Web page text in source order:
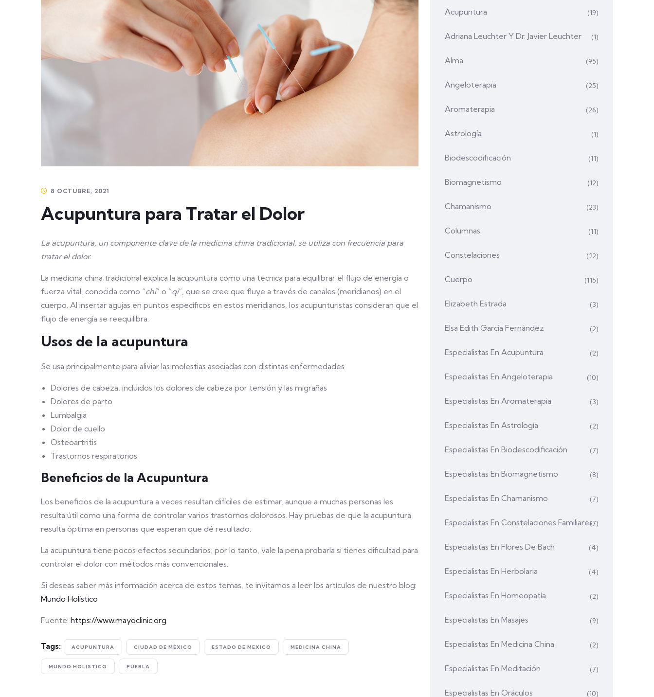
8 OCTUBRE, 2021
Acupuntura para Tratar el Dolor
La acupuntura, un componente clave de la medicina china tradicional, se utiliza con frecuencia para
tratar el dolor.
La medicina china tradicional explica la acupuntura como una técnica para equilibrar el flujo de energía o
fuerza vital, conocida como “chi” o “qi“, que se cree que fluye a través de canales (meridianos) en el
cuerpo. Al insertar agujas en puntos específicos en estos meridianos, los acupunturistas consideran que el
flujo de energía se reequilibra.
Usos de la acupuntura
Se usa principalmente para aliviar las molestias asociadas con distintas enfermedades
Dolores de cabeza, incluidos los dolores de cabeza por tensión y las migrañas
Dolores de parto
Lumbalgia
Dolor de cuello
Osteoartritis
Trastornos respiratorios
Beneficios de la Acupuntura
Los beneficios de la acupuntura a veces resultan difíciles de estimar, aunque a muchas personas les
resulta útil como una forma de controlar varios trastornos dolorosos. Hay pruebas de que la acupuntura
resulta óptima en personas que esperan que dé resultado.
La acupuntura tiene pocos efectos secundarios; por lo tanto, vale la pena probarla si tienes dificultad para
controlar el dolor con métodos más convencionales.
Si deseas saber más información acerca de estos temas, te invitamos a leer los artículos de nuestro blog:
Mundo Holístico
Fuente: https://www.mayoclinic.org
Tags: ACUPUNTURA CIUDAD DE MÉXICO ESTADO DE MEXICO MEDICINA CHINA
MUNDO HOLISTICO PUEBLA
Acupuntura (19)
Adriana Leuchter Y Dr. Javier Leuchter (1)
Alma (95)
Angeloterapia (25)
Aromaterapia (26)
Astrología (1)
Biodescodificación (11)
Biomagnetismo (12)
Chamanismo (23)
Columnas (11)
Constelaciones (22)
Cuerpo (115)
Elizabeth Estrada (3)
Elsa Edith García Fernández (2)
Especialistas En Acupuntura (2)
Especialistas En Angeloterapia (10)
Especialistas En Aromaterapia (3)
Especialistas En Astrología (2)
Especialistas En Biodescodificación (7)
Especialistas En Biomagnetismo (8)
Especialistas En Chamanismo (7)
Especialistas En Constelaciones Familiares(7)
Especialistas En Flores De Bach (4)
Especialistas En Herbolaria (4)
Especialistas En Homeopatía (2)
Especialistas En Masajes (9)
Especialistas En Medicina China (2)
Especialistas En Meditación (7)
Especialistas En Oráculos (10)